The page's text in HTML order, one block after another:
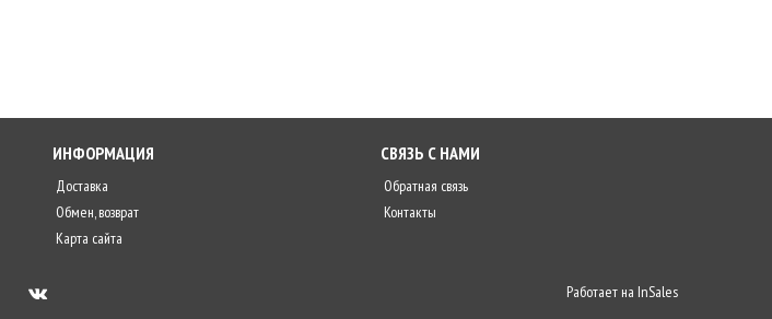
ИНФОРМАЦИЯ
Доставка
Обмен, возврат
Карта сайта
СВЯЗЬ С НАМИ
Обратная связь
Контакты
Работает на InSales